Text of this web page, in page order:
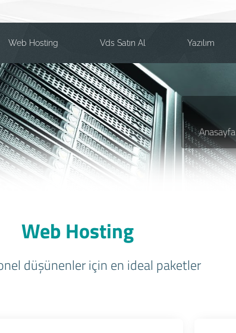
Web Hosting Vds Satın Al Yazılım
Anasayfa
Web Hosting
düşünenler için en ideal paketler